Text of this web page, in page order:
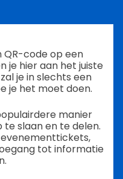
QR-code op een
je hier aan het juiste
je in slechts een
je het moet doen.
manier
slaan en te delen.
tot informatie